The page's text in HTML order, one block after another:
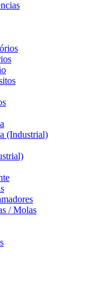
(Industrial)
/ Molas